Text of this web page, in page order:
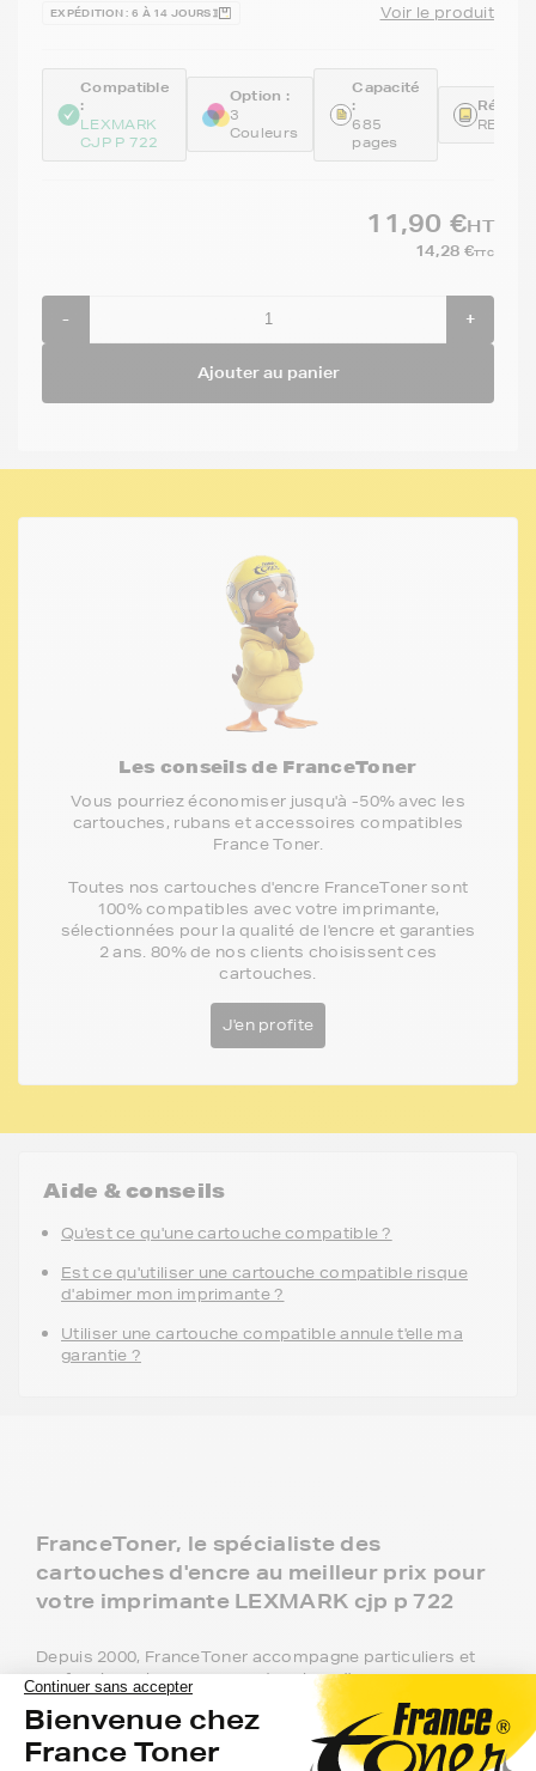
EXPÉDITION : 6 À 14 JOURS Voir le produit
Compatible
:
LEXMARK
CJP P 722
Option :
3
Couleurs
Capacité
:
685
pages
11,90 €HT
14,28 €TTC
- +
Ajouter au panier
Les conseils de FranceToner
Vous pourriez économiser jusqu'à -50% avec les
cartouches, rubans et accessoires compatibles
France Toner.
Toutes nos cartouches d'encre FranceToner sont
100% compatibles avec votre imprimante,
sélectionnées pour la qualité de l'encre et garanties
2 ans. 80% de nos clients choisissent ces
cartouches.
J'en profite
Aide & conseils
Qu'est ce qu'une cartouche compatible ?
Est ce qu'utiliser une cartouche compatible risque
d'abimer mon imprimante ?
Utiliser une cartouche compatible annule t'elle ma
garantie ?
FranceToner, le spécialiste des
cartouches d'encre au meilleur prix pour
votre imprimante LEXMARK cjp p 722
Depuis 2000, FranceToner accompagne particuliers et
professionnels avec ses cartouches d'encre
compatibles avec votre imprimante LEXMARK cjp p 722.
Recommandée à plus de 97% par nos 2 millions de
clients, FranceToner est la référence. Nous proposons
plus de 300 000 produits pour toutes les plus grandes